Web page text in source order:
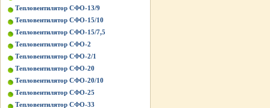
Тепловентилятор СФО-13/9
Тепловентилятор СФО-15/10
Тепловентилятор СФО-15/7,5
Тепловентилятор СФО-2
Тепловентилятор СФО-2/1
Тепловентилятор СФО-20
Тепловентилятор СФО-20/10
Тепловентилятор СФО-25
Тепловентилятор СФО-33